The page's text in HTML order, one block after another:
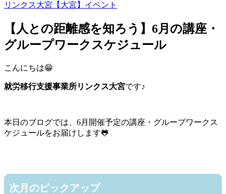
リンクス大宮 【大宮】イベント
【人との距離感を知ろう】6月の講座・
グループワークスケジュール
こんにちは😁
就労移行支援事業所リンクス大宮です♪
本日のブログでは、6月開催予定の講座・グループワークス
ケジュールをお届けします🐸
次月のピックアップ